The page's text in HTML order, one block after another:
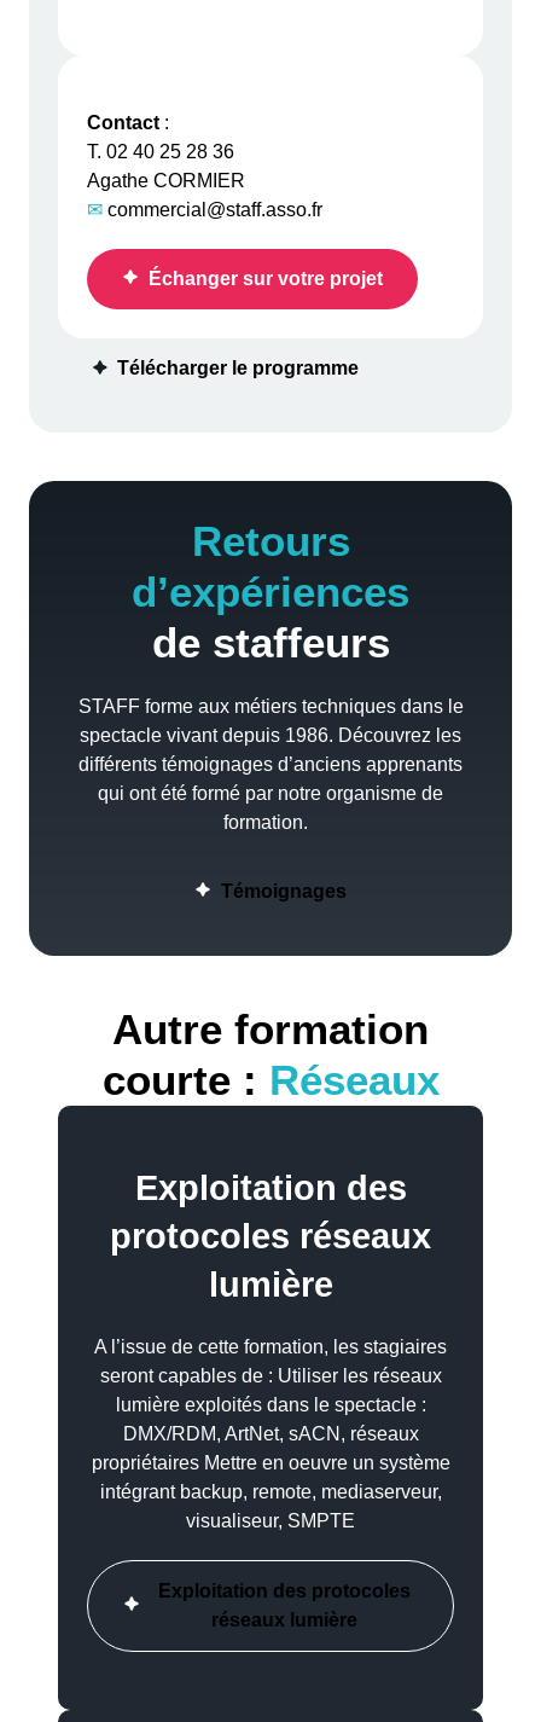
Contact :
T. 02 40 25 28 36
Agathe CORMIER
✉ commercial@staff.asso.fr
Échanger sur votre projet
Télécharger le programme
Retours
d’expériences
de staffeurs
STAFF forme aux métiers techniques dans le
spectacle vivant depuis 1986. Découvrez les
différents témoignages d’anciens apprenants
qui ont été formé par notre organisme de
formation.
Témoignages
Autre formation
courte : Réseaux
Exploitation des
protocoles réseaux
lumière
A l’issue de cette formation, les stagiaires
seront capables de : Utiliser les réseaux
lumière exploités dans le spectacle :
DMX/RDM, ArtNet, sACN, réseaux
propriétaires Mettre en oeuvre un système
intégrant backup, remote, mediaserveur,
visualiseur, SMPTE
Exploitation des protocoles
réseaux lumière